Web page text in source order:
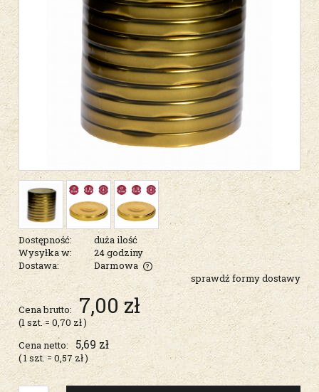
Dostępność:
duża ilość
Wysyłka w:
24 godziny
Dostawa:
Darmowa
Cena nie zawiera ewentualnych kosztów płatności
sprawdź formy dostawy
Cena brutto: 7,00 zł
(1szt.= 0,70 zł)
Cena netto:
5,69 zł
( 1szt.= 0,57 zł)